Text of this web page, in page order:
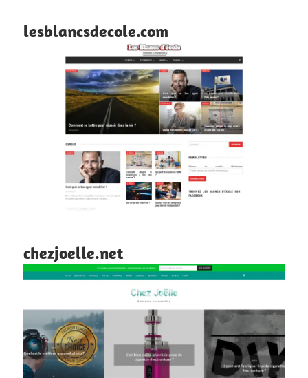
lesblancsdecole.com
chezjoelle.net